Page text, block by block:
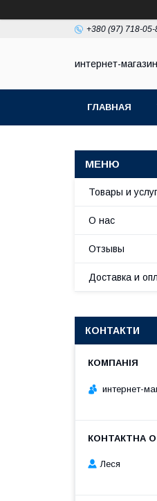
+380 (97) 718-05-
интернет-
ГЛАВНАЯ
Товары и
О нас
Отзывы
Доставка и
КОНТАКТИ
интернет-
Леся